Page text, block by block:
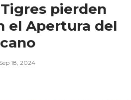
pierden
el Apertura del
Sep 18, 2024